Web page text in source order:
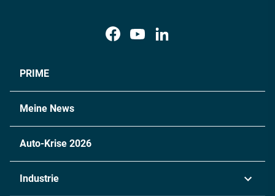
PRIME
Meine News
Auto-Krise 2026
Industrie